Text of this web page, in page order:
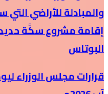
والمبادلة للأراضي
إقامة مشروع سكَّة
البوتاس
قرارات مجلس الوزراء